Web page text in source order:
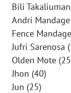
Bili
Andri
Fence
Jufri Sarenosa
Olden Mote
Jhon (40)
Jun (25)
Wahana
News
Regional
WN
SUMUT
WN